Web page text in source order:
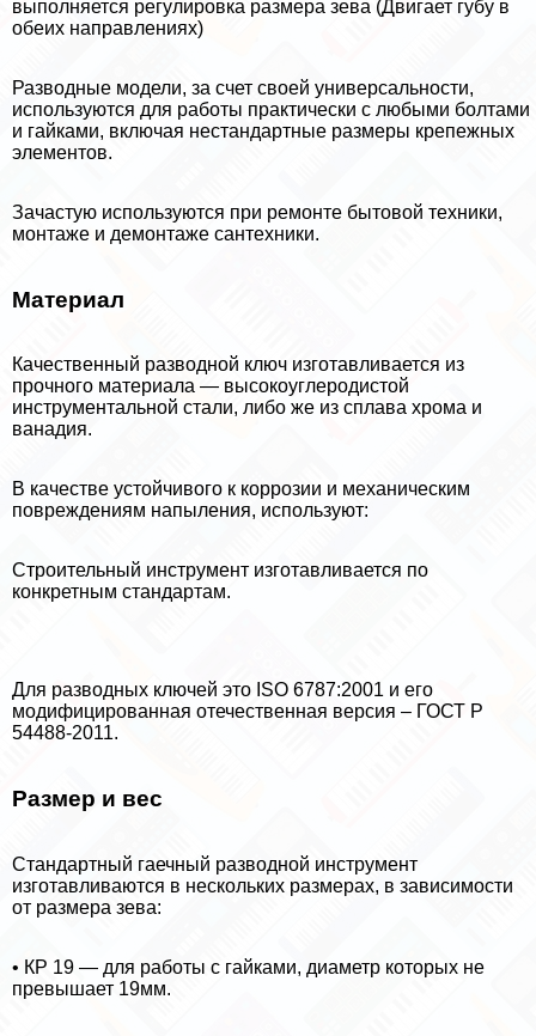
выполняется регулировка размера зева (Двигает губу в
обеих направлениях)
Разводные модели, за счет своей универсальности,
используются для работы пpaктически с любыми болтами
и гайками, включая нестандартные размеры крепежных
элементов.
Зачастую используются при ремонте бытовой техники,
монтаже и демонтаже сантехники.
Материал
Качественный разводной ключ изготавливается из
прочного материала — высокоуглеродистой
инструментальной стали, либо же из сплава хрома и
ванадия.
В качестве устойчивого к коррозии и механическим
повреждениям напыления, используют:
Строительный инструмент изготавливается по
конкретным стандартам.
Для разводных ключей это ISO 6787:2001 и его
модифицированная отечественная версия – ГОСТ Р
54488-2011.
Размер и вес
Стандартный гаечный разводной инструмент
изготавливаются в нескольких размерах, в зависимости
от размера зева:
• КР 19 — для работы с гайками, диаметр которых не
превышает 19мм.